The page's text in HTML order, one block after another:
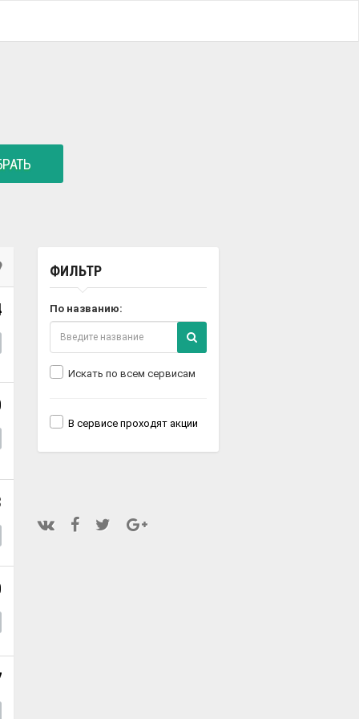
ФИЛЬТР
По названию:
Искать по всем сервисам
В сервисе проходят акции